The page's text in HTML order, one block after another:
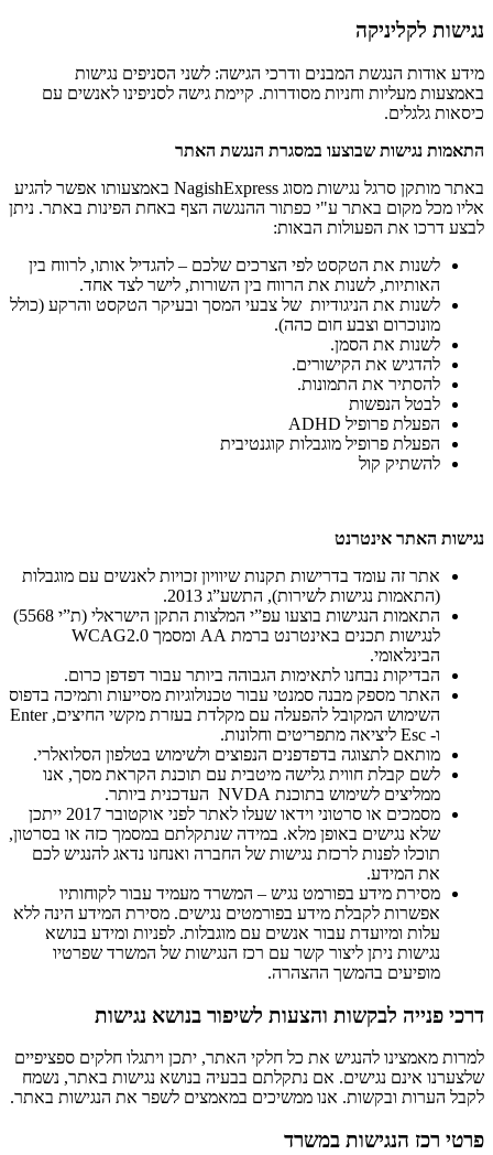
נגישות לקליניקה
מידע אודות הנגשת המבנים ודרכי הגישה: לשני הסניפים נגישות
באמצעות מעליות וחניות מסודרות. קיימת גישה לסניפינו לאנשים עם
כיסאות גלגלים.
התאמות נגישות שבוצעו במסגרת הנגשת האתר
באתר מותקן סרגל נגישות מסוג NagishExpress באמצעותו אפשר להגיע
אליו מכל מקום באתר ע"י כפתור ההנגשה הצף באחת הפינות באתר. ניתן
לבצע דרכו את הפעולות הבאות:
לשנות את הטקסט לפי הצרכים שלכם – להגדיל אותו, לרווח בין
האותיות, לשנות את הרווח בין השורות, לישר לצד אחד.
לשנות את הניגודיות של צבעי המסך ובעיקר הטקסט והרקע (כולל
מונוכרום וצבע חום כהה).
לשנות את הסמן.
להדגיש את הקישורים.
להסתיר את התמונות.
לבטל הנפשות
הפעלת פרופיל ADHD
הפעלת פרופיל מוגבלות קוגנטיבית
להשתיק קול
נגישות האתר אינטרנט
אתר זה עומד בדרישות תקנות שיוויון זכויות לאנשים עם מוגבלות
(התאמות נגישות לשירות), התשע”ג 2013.
התאמות הנגישות בוצעו עפ”י המלצות התקן הישראלי (ת”י 5568)
לנגישות תכנים באינטרנט ברמת AA ומסמך WCAG2.0
הבינלאומי.
הבדיקות נבחנו לתאימות הגבוהה ביותר עבור דפדפן כרום.
האתר מספק מבנה סמנטי עבור טכנולוגיות מסייעות ותמיכה בדפוס
השימוש המקובל להפעלה עם מקלדת בעזרת מקשי החיצים, Enter
ו- Esc ליציאה מתפריטים וחלונות.
מותאם לתצוגה בדפדפנים הנפוצים ולשימוש בטלפון הסלואלרי.
לשם קבלת חווית גלישה מיטבית עם תוכנת הקראת מסך, אנו
ממליצים לשימוש בתוכנת NVDA העדכנית ביותר.
מסמכים או סרטוני וידאו שעלו לאתר לפני אוקטובר 2017 ייתכן
שלא נגישים באופן מלא. במידה שנתקלתם במסמך כזה או בסרטון,
תוכלו לפנות לרכזת נגישות של החברה ואנחנו נדאג להנגיש לכם
את המידע.
מסירת מידע בפורמט נגיש – המשרד מעמיד עבור לקוחותיו
אפשרות לקבלת מידע בפורמטים נגישים. מסירת המידע הינה ללא
עלות ומיועדת עבור אנשים עם מוגבלות. לפניות ומידע בנושא
נגישות ניתן ליצור קשר עם רכז הנגישות של המשרד שפרטיו
מופיעים בהמשך ההצהרה.
דרכי פנייה לבקשות והצעות לשיפור בנושא נגישות
למרות מאמצינו להנגיש את כל חלקי האתר, יתכן ויתגלו חלקים ספציפיים
שלצערנו אינם נגישים. אם נתקלתם בבעיה בנושא נגישות באתר, נשמח
לקבל הערות ובקשות. אנו ממשיכים במאמצים לשפר את הנגישות באתר.
פרטי רכז הנגישות במשרד